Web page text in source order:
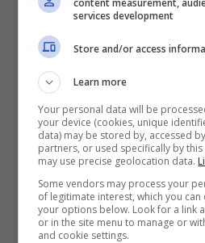
attaccante col quale
in rosa Lukaku.
content measurement,
services development
Store and/or access
Learn more
Your personal data will be
your device (cookies, unique
data) may be stored by, accessed
partners, or used specifically by
may use precise geolocation data.
Some vendors may process your
of legitimate interest, which you
your options below. Look for a link
or in the site menu to manage or
and cookie settings.